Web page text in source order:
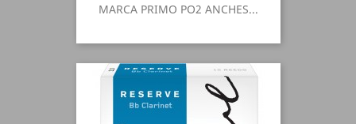
MARCA PRIMO PO2 ANCHES...